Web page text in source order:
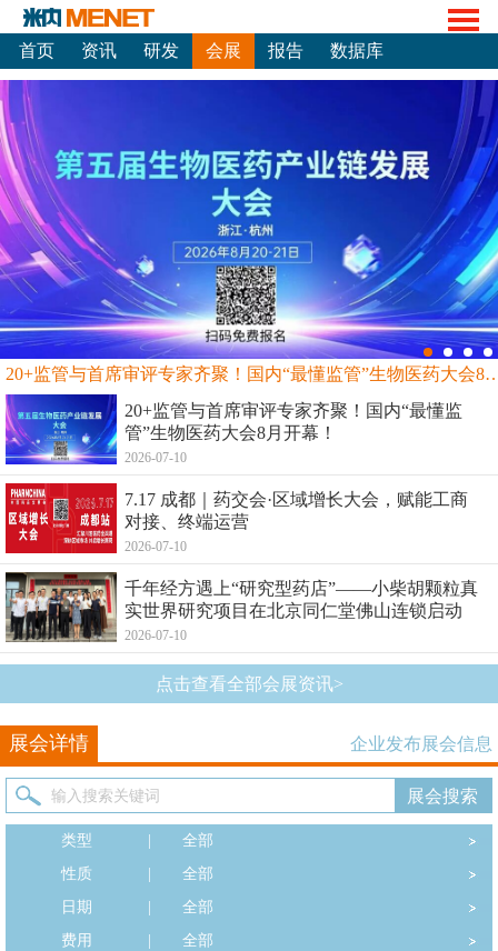
首页 资讯 研发 会展 报告 数据库
20+监管与首席审评专家齐聚！国内“最
20+监管与首席审评专家齐聚！国内“最懂监
管”生物医药大会8月开幕！
2026-07-10
7.17 成都｜药交会·区域增长大会，赋能工商
对接、终端运营
2026-07-10
千年经方遇上“研究型药店”——小柴胡颗粒真
实世界研究项目在北京同仁堂佛山连锁启动
2026-07-10
点击查看全部会展资讯>
展会详情 企业发布展会信息
类型
全部
性质
全部
日期
全部
费用
全部